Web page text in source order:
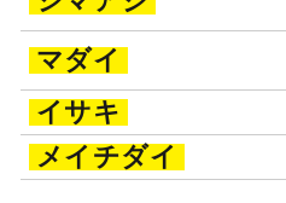
シマアジ
マダイ
イサキ